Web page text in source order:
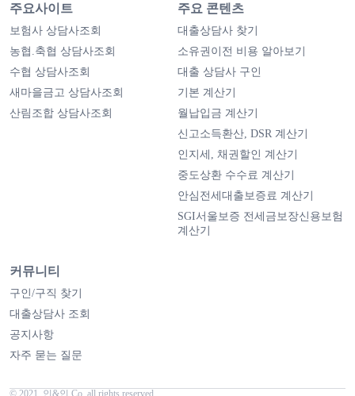
주요사이트
보험사 상담사조회
농협.축협 상담사조회
수협 상담사조회
새마을금고 상담사조회
산림조합 상담사조회
주요 콘텐츠
대출상담사 찾기
소유권이전 비용 알아보기
대출 상담사 구인
기본 계산기
월납입금 계산기
신고소득환산, DSR 계산기
인지세, 채권할인 계산기
중도상환 수수료 계산기
안심전세대출보증료 계산기
SGI서울보증 전세금보장신용보험
계산기
커뮤니티
구인/구직 찾기
대출상담사 조회
공지사항
자주 묻는 질문
© 2021. 인&인 Co. all rights reserved.